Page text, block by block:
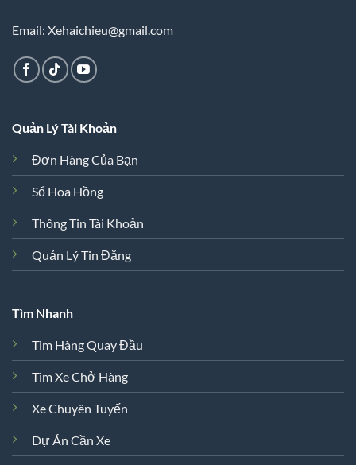
Email: Xehaichieu@gmail.com
Quản Lý Tài Khoản
Đơn Hàng Của Bạn
Sổ Hoa Hồng
Thông Tin Tài Khoản
Quản Lý Tin Đăng
Tìm Nhanh
Tìm Hàng Quay Đầu
Tìm Xe Chở Hàng
Xe Chuyên Tuyến
Dự Án Cần Xe